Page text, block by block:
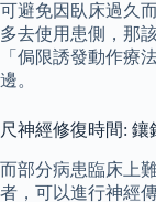
可避免因臥床過久
多去使用患側，那
「侷限誘發動作療
邊。
尺神經修復時間:
而部分病患臨床上
者，可以進行神經